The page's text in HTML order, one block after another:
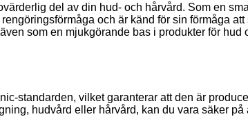
del av din hud- och hårvård. Som en
och är känd för sin förmåga
som en mjukgörande bas i produkter för
standarden, vilket garanterar att den är
hudvård eller hårvård, kan du vara säker